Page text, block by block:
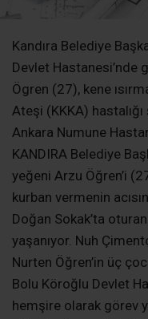
Kandıra Belediye
Devlet Hastanesi’nde
Ögren (27), kene
Ateşi (KKKA)
Ankara Numune
KANDIRA Belediye
yeğeni Arzu Öğren’i
kurban vermenin
Doğan Sokak’ta
yaşanıyor. Nuh
Nurten Öğren’in üç
Bolu Köroğlu Devlet
hemşire olarak görev